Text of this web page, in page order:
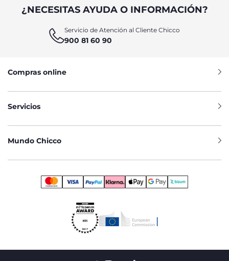
¿NECESITAS AYUDA O INFORMACIÓN?
Servicio de Atención al Cliente Chicco
900 81 60 90
Compras online
Servicios
Mundo Chicco